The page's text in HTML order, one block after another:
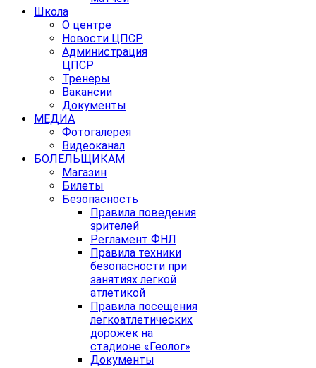
Школа
О центре
Новости ЦПСР
Администрация
ЦПСР
Тренеры
Вакансии
Документы
МЕДИА
Фотогалерея
Видеоканал
БОЛЕЛЬЩИКАМ
Магазин
Билеты
Безопасность
Правила поведения
зрителей
Регламент ФНЛ
Правила техники
безопасности при
занятиях легкой
атлетикой
Правила посещения
легкоатлетических
дорожек на
стадионе «Геолог»
Документы